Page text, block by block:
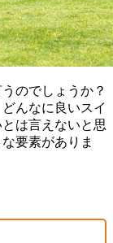
のでしょうか？
んなに良いスイ
は言えないと思
要素がありま